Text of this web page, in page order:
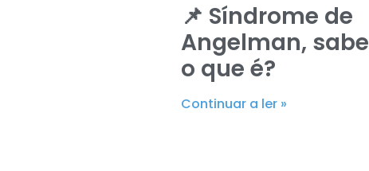
📌 Síndrome de
Angelman, sabe
o que é?
Continuar a ler »